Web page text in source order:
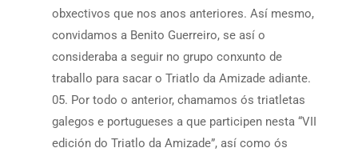
obxectivos que nos anos anteriores. Así mesmo,
convidamos a Benito Guerreiro, se así o
consideraba a seguir no grupo conxunto de
traballo para sacar o Triatlo da Amizade adiante.
Por todo o anterior, chamamos ós triatletas
galegos e portugueses a que participen nesta “VII
edición do Triatlo da Amizade”, así como ós